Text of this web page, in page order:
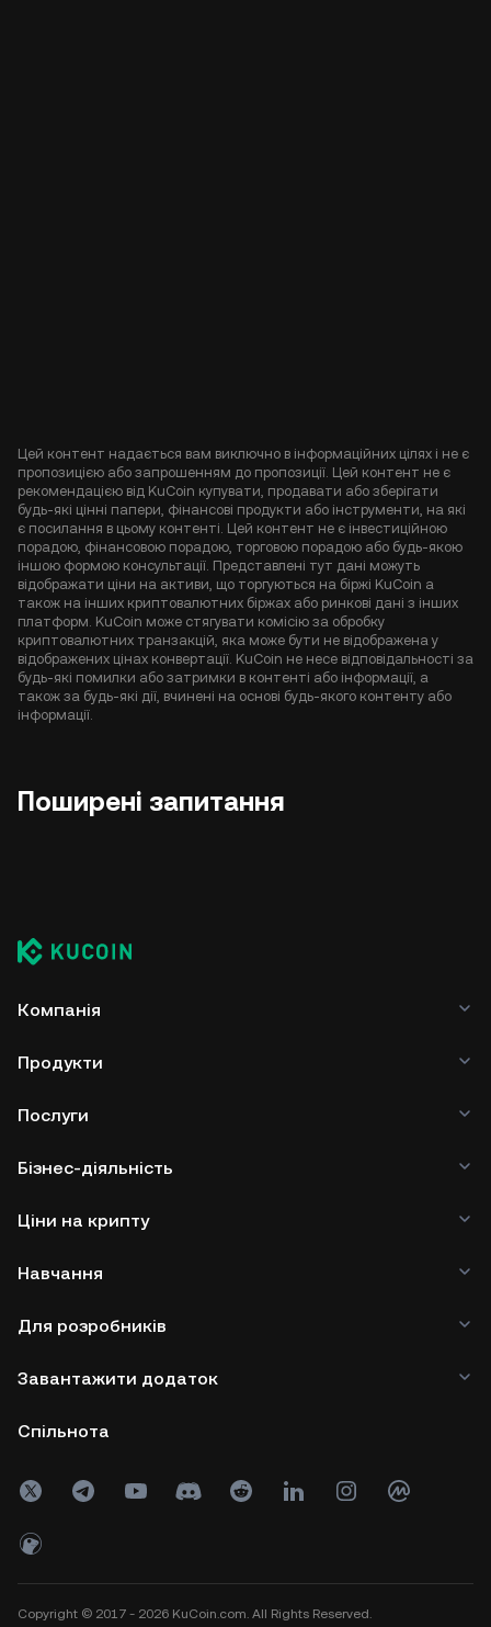
Цей контент надається вам виключно в інформаційних цілях і не є
пропозицією або запрошенням до пропозиції. Цей контент не є
рекомендацією від KuCoin купувати, продавати або зберігати
будь-які цінні папери, фінансові продукти або інструменти, на які
є посилання в цьому контенті. Цей контент не є інвестиційною
порадою, фінансовою порадою, торговою порадою або будь-якою
іншою формою консультації. Представлені тут дані можуть
відображати ціни на активи, що торгуються на біржі KuCoin а
також на інших криптовалютних біржах або ринкові дані з інших
платформ. KuCoin може стягувати комісію за обробку
криптовалютних транзакцій, яка може бути не відображена у
відображених цінах конвертації. KuCoin не несе відповідальності за
будь-які помилки або затримки в контенті або інформації, а
також за будь-які дії, вчинені на основі будь-якого контенту або
інформації.
Поширені запитання
Компанія
Продукти
Послуги
Бізнес-діяльність
Ціни на крипту
Навчання
Для розробників
Завантажити додаток
Спільнота
Copyright © 2017 - 2026 KuCoin.com. All Rights Reserved.